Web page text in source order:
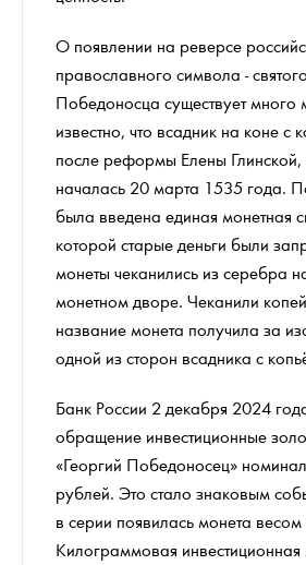
О появлении на реверсе
православного символа -
Победоносца существует много
известно, что всадник на коне с
после реформы Елены Глинской,
началась 20 марта 1535 года.
была введена единая монетная
которой старые деньги были
монеты чеканились из серебра
монетном дворе. Чеканили
название монета получила за
одной из сторон всадника с
Банк России 2 декабря 2024
обращение инвестиционные
«Георгий Победоносец»
рублей. Это стало знаковым
в серии появилась монета
Килограммовая инвестиционная